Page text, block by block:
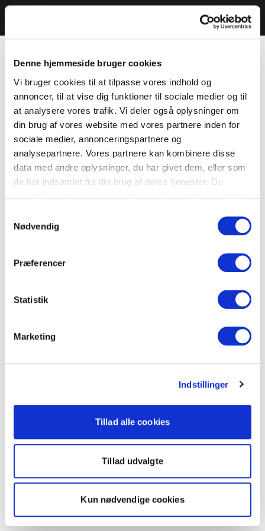
Denne hjemmeside bruger cookies
Vi bruger cookies til at tilpasse vores indhold og
annoncer, til at vise dig funktioner til sociale medier og til
at analysere vores trafik. Vi deler også oplysninger om
din brug af vores website med vores partnere inden for
sociale medier, annonceringspartnere og
analysepartnere. Vores partnere kan kombinere disse
data med andre oplysninger, du har givet dem, eller som
de har indsamlet fra din brug af deres tjenester. Du
Nødvendig
Præferencer
Statistik
Marketing
Indstillinger
Tillad alle cookies
Tillad udvalgte
Kun nødvendige cookies